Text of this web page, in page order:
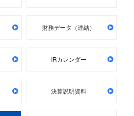
財務データ（連結）
IRカレンダー
決算説明資料